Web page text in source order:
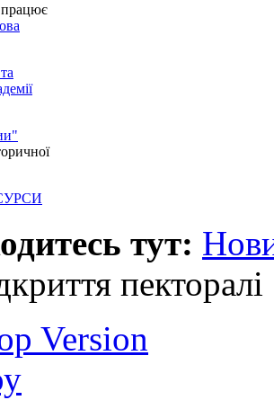
працює
тут:
пекторалі
Version